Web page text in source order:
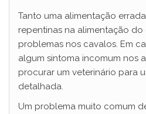
Tanto uma alimentação
repentinas na alimentação
problemas nos cavalos. Em
algum sintoma incomum nos
procurar um veterinário para
detalhada.
Um problema muito comum